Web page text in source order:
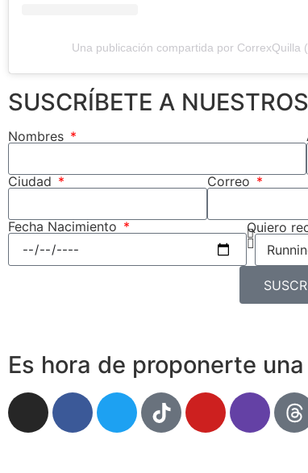
Una publicación compartida por CorrexQuilla
SUSCRÍBETE A
Nombres
Ciudad Correo
Fecha Nacimiento Quiero
Es hora de proponerte